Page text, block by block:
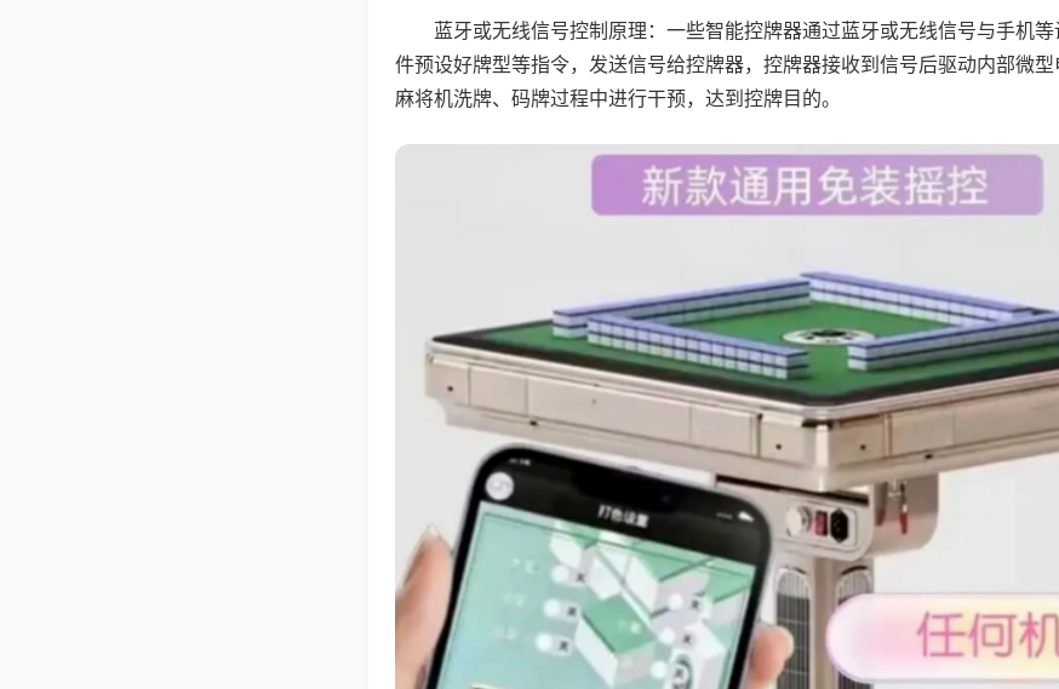
蓝牙或无线信号控制原理：一些智能控牌器通过蓝牙或无线信号与手机
件预设好牌型等指令，发送信号给控牌器，控牌器接收到信号后驱动内部微
麻将机洗牌、码牌过程中进行干预，达到控牌目的。